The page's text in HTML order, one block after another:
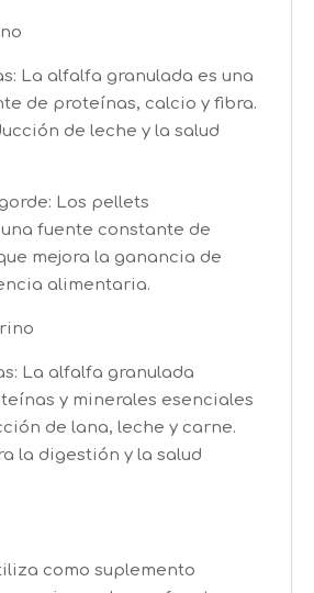
La alfalfa granulada es una
de proteínas, calcio y fibra.
de leche y la salud
Los pellets
fuente constante de
mejora la ganancia de
alimentaria.
La alfalfa granulada
y minerales esenciales
de lana, leche y carne.
la digestión y la salud
como suplemento